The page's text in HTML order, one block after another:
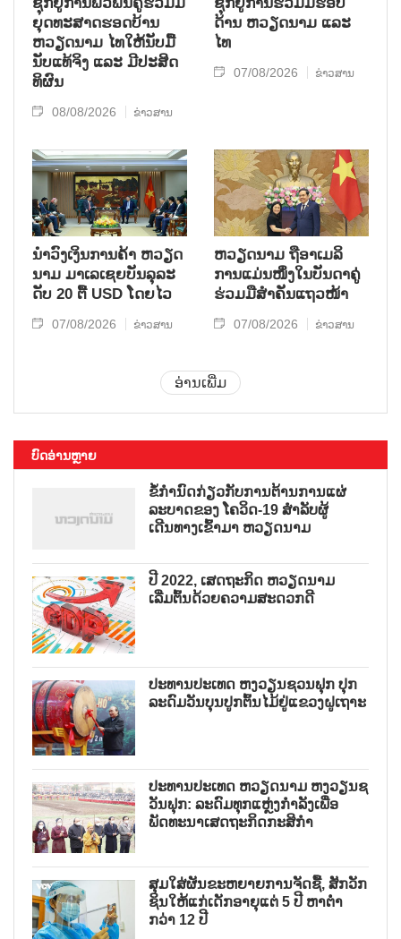
ຍຸດ​ທະ​ສາດ​ຮອດ​ບ້ານ
ຫວຽດ​ນາມ ໄທ​ໃຫ້​ນັບ​ມື້​
ນັບ​ແທ້​ຈິງ ແລະ ມີ​ປະ​ສິດ​
ທິ​ຜົນ
08/08/2026 ຂ່າວສານ
ດ້ານ ຫວຽດນາມ ແລະ
ໄທ
07/08/2026 ຂ່າວສານ
ນຳ​ວົງ​ເງິນ​ການ​ຄ້າ ຫວຽດ​
ນາມ ມາ​ເລ​ເຊຍ​ບັນ​ລຸ​ລະ​
ດັບ 20 ຕື້ USD ໂດຍ​ໄວ
07/08/2026 ຂ່າວສານ
ຫ​ວຽດ​ນາມ ຖື​ອາ​ເມ​ລິ​
ການ​ແມ່ນ​ໜຶ່ງ​ໃນ​ບັນ​ດາ​ຄູ່​
ຮ່ວມ​ມື​ສຳ​ຄັນ​ແຖວ​ໜ້າ
07/08/2026 ຂ່າວສານ
ອ່ານເພີ່ມ
ບົດອ່ານຫຼາຍ
ຂໍ້ກຳນົດກ່ຽວກັບການຕ້ານການແຜ່
ລະບາດຂອງ ໂຄວິດ-19 ສຳລັບຜູ້
ເດີນທາງເຂົ້າມາ ຫວຽດນາມ
ປີ 2022, ເສດຖະກິດ ຫວຽດນາມ
ເລີ່ມຕົ້ນດ້ວຍຄວາມສະດວກດີ
ປະທານປະເທດ ຫງວຽນຊວນຟຸກ ປຸກ
ລະດົມວັນບຸນປູກຕົ້ນໄມ້ຢູ່ແຂວງຝູເຖາະ
ປະທານປະເທດ ຫວຽດນາມ ຫງວຽນຊ
ວັນຟຸກ: ລະດົມທຸກແຫຼ່ງກຳລັງເພື່ອ
ພັດທະນາເສດຖະກິດກະສິກຳ
ສຸມໃສ່ຜັນຂະຫຍາຍການຈັດຊື້, ສັກວັກ
ຊິນໃຫ້ແກ່ເດັກອາຍຸແຕ່ 5 ປີ ຫາຕ່ຳ
ກວ່າ 12 ປີ